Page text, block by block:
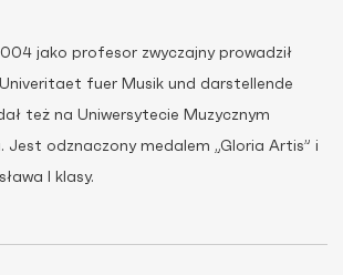
jako profesor zwyczajny prowadził
Univeritaet fuer Musik und darstellende
też na Uniwersytecie Muzycznym
Jest odznaczony medalem „Gloria Artis” i
I klasy.